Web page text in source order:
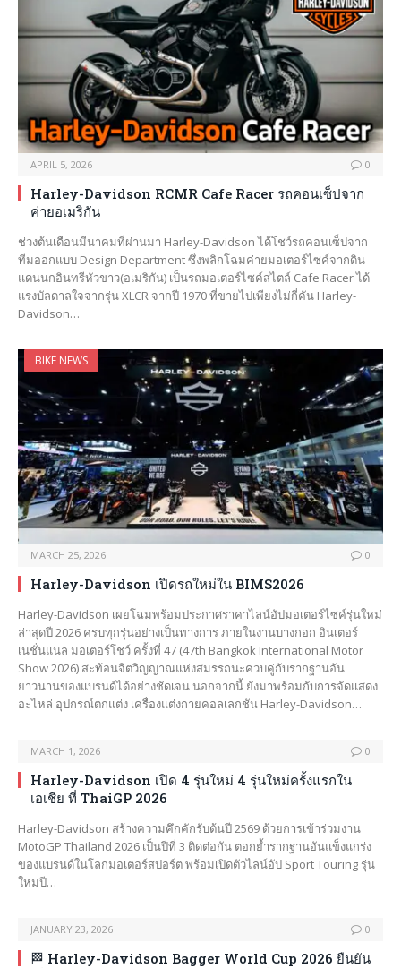
APRIL 5, 2026 0
Harley-Davidson RCMR Cafe Racer รถคอนเซ็ปจาก
ค่ายอเมริกัน
ช่วงต้นเดือนมีนาคมที่ผ่านมา Harley-Davidson ได้โชว์รถคอนเซ็ปจาก
ทีมออกแบบ Design Department ซึ่งพลิกโฉมค่ายมอเตอร์ไซค์จากดิน
แดนนกอินทรีหัวขาว(อเมริกัน) เป็นรถมอเตอร์ไซค์สไตล์ Cafe Racer ได้
แรงบัลดาลใจจากรุ่น XLCR จากปี 1970 ที่ขายไปเพียงไม่กี่คัน Harley-
Davidson…
BIKE NEWS
MARCH 25, 2026 0
Harley-Davidson เปิดรถใหม่ใน BIMS2026
Harley-Davidson เผยโฉมพร้อมประกาศราคาไลน์อัปมอเตอร์ไซค์รุ่นใหม่
ล่าสุดปี 2026 ครบทุกรุ่นอย่างเป็นทางการ ภายในงานบางกอก อินเตอร์
เนชั่นแนล มอเตอร์โชว์ ครั้งที่ 47 (47th Bangkok International Motor
Show 2026) สะท้อนจิตวิญญาณแห่งสมรรถนะควบคู่กับรากฐานอัน
ยาวนานของแบรนด์ได้อย่างชัดเจน นอกจากนี้ ยังมาพร้อมกับการจัดแสดง
อะไหล่ อุปกรณ์ตกแต่ง เครื่องแต่งกายคอลเลกชัน Harley-Davidson…
MARCH 1, 2026 0
Harley-Davidson เปิด 4 รุ่นใหม่ 4 รุ่นใหม่ครั้งแรกใน
เอเชีย ที่ ThaiGP 2026
Harley-Davidson สร้างความคึกคักรับต้นปี 2569 ด้วยการเข้าร่วมงาน
MotoGP Thailand 2026 เป็นปีที่ 3 ติดต่อกัน ตอกย้ำรากฐานอันแข็งแกร่ง
ของแบรนด์ในโลกมอเตอร์สปอร์ต พร้อมเปิดตัวไลน์อัป Sport Touring รุ่น
ใหม่ปี…
JANUARY 23, 2026 0
🏁 Harley-Davidson Bagger World Cup 2026 ยืนยัน